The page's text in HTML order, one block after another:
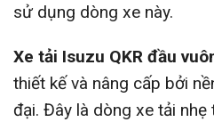
sử dụng dòng xe này.
Xe tải Isuzu QKR đầu
thiết kế và nâng cấp bởi
đại. Đây là dòng xe tải nhẹ